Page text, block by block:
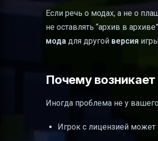
Если речь о модах, а не о
не оставлять “архив в
мода для другой версия
Почему
Иногда проблема не у
Игрок с лицензией может